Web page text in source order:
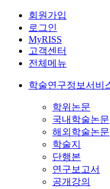
회원가입
로그인
MyRISS
고객센터
전체메뉴
학술연구정보서비
학위논문
국내학술논문
해외학술논문
학술지
단행본
연구보고서
공개강의